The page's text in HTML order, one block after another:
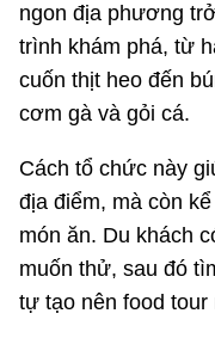
ngon địa phương
trình khám phá, từ
cuốn thịt heo đến
cơm gà và gỏi cá.
Cách tổ chức này
địa điểm, mà còn
món ăn. Du khách
muốn thử, sau đó
tự tạo nên food tour